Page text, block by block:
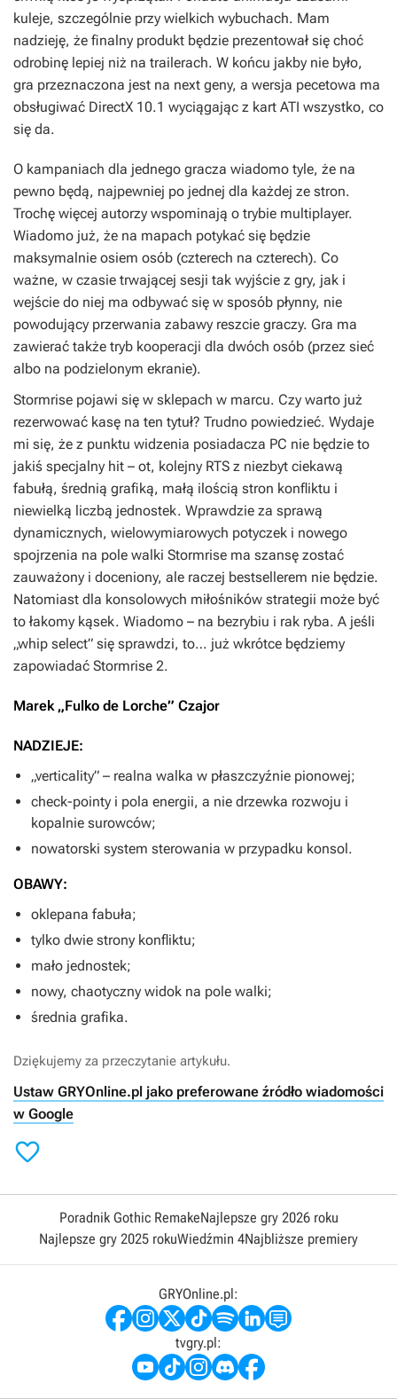
kuleje, szczególnie przy wielkich wybuchach. Mam
nadzieję, że finalny produkt będzie prezentował się choć
odrobinę lepiej niż na trailerach. W końcu jakby nie było,
gra przeznaczona jest na next geny, a wersja pecetowa ma
obsługiwać DirectX 10.1 wyciągając z kart ATI wszystko, co
się da.
O kampaniach dla jednego gracza wiadomo tyle, że na
pewno będą, najpewniej po jednej dla każdej ze stron.
Trochę więcej autorzy wspominają o trybie multiplayer.
Wiadomo już, że na mapach potykać się będzie
maksymalnie osiem osób (czterech na czterech). Co
ważne, w czasie trwającej sesji tak wyjście z gry, jak i
wejście do niej ma odbywać się w sposób płynny, nie
powodujący przerwania zabawy reszcie graczy. Gra ma
zawierać także tryb kooperacji dla dwóch osób (przez sieć
albo na podzielonym ekranie).
Stormrise pojawi się w sklepach w marcu. Czy warto już
rezerwować kasę na ten tytuł? Trudno powiedzieć. Wydaje
mi się, że z punktu widzenia posiadacza PC nie będzie to
jakiś specjalny hit – ot, kolejny RTS z niezbyt ciekawą
fabułą, średnią grafiką, małą ilością stron konfliktu i
niewielką liczbą jednostek. Wprawdzie za sprawą
dynamicznych, wielowymiarowych potyczek i nowego
spojrzenia na pole walki Stormrise ma szansę zostać
zauważony i doceniony, ale raczej bestsellerem nie będzie.
Natomiast dla konsolowych miłośników strategii może być
to łakomy kąsek. Wiadomo – na bezrybiu i rak ryba. A jeśli
„whip select” się sprawdzi, to… już wkrótce będziemy
zapowiadać Stormrise 2.
Marek „Fulko de Lorche” Czajor
NADZIEJE:
„verticality” – realna walka w płaszczyźnie pionowej;
check-pointy i pola energii, a nie drzewka rozwoju i
kopalnie surowców;
nowatorski system sterowania w przypadku konsol.
OBAWY:
oklepana fabuła;
tylko dwie strony konfliktu;
mało jednostek;
nowy, chaotyczny widok na pole walki;
średnia grafika.
Dziękujemy za przeczytanie artykułu.
Ustaw GRYOnline.pl jako preferowane źródło wiadomości
w Google

Poradnik Gothic RemakeNajlepsze gry 2026 roku
Najlepsze gry 2025 rokuWiedźmin 4Najbliższe premiery
GRYOnline.pl:
tvgry.pl: